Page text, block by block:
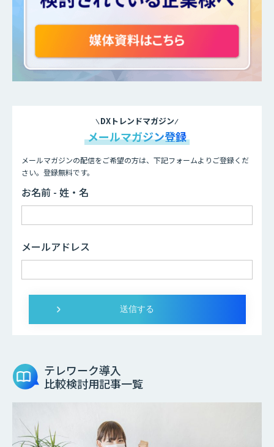
DXトレンドマガジン
メールマガジン登録
メールマガジンの配信をご希望の方は、下記フォームよりご登録くだ
さい。登録無料です。
お名前 - 姓・名
メールアドレス
テレワーク導入
比較検討用記事一覧